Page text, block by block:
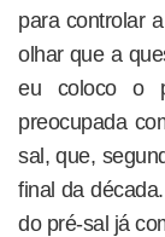
para controlar
olhar que a
eu coloco o
preocupada
sal, que,
final da
do pré-sal já